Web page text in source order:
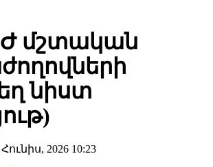
մշտական
նիստ
Հունիս, 2026 10:23